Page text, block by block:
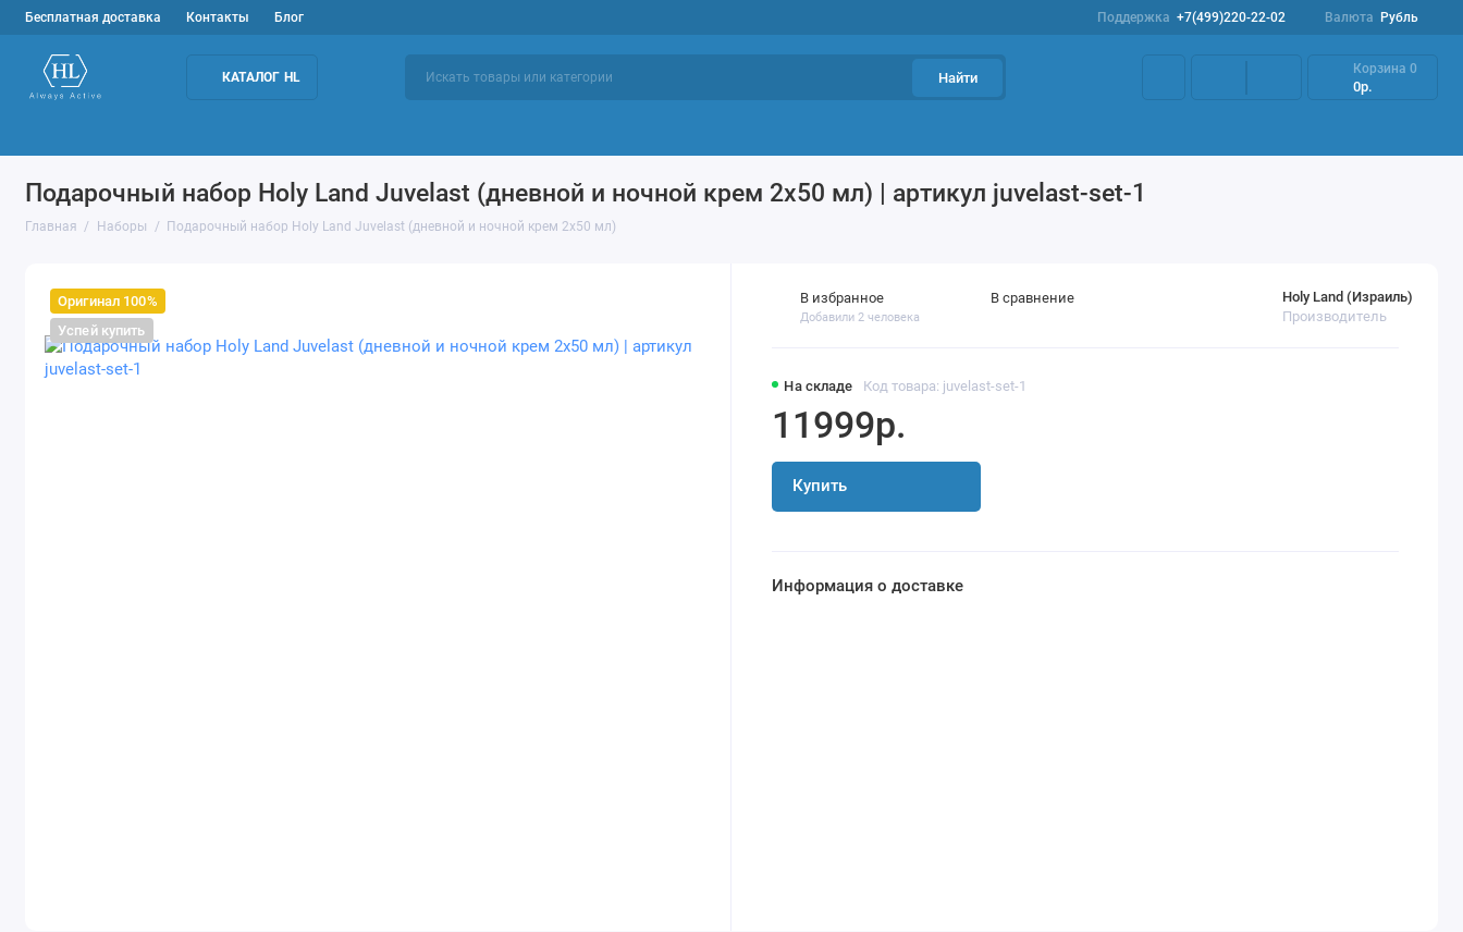
Бесплатная доставка Контакты Блог Поддержка +7(499)220-22-02 Валюта Рубль
КАТАЛОГ HL Найти
Корзина 0
0р.
Подарочный набор Holy Land Juvelast (дневной и ночной крем 2х50 мл) | артикул juvelast-set-1
Главная Наборы Подарочный набор Holy Land Juvelast (дневной и ночной крем 2х50 мл)
Оригинал 100%
Успей купить
На складе Код товара: juvelast-set-1
Holy Land (Израиль)
Производитель
11999р.
Купить
В избранное
Добавили 2 человека
В сравнение
Информация о доставке